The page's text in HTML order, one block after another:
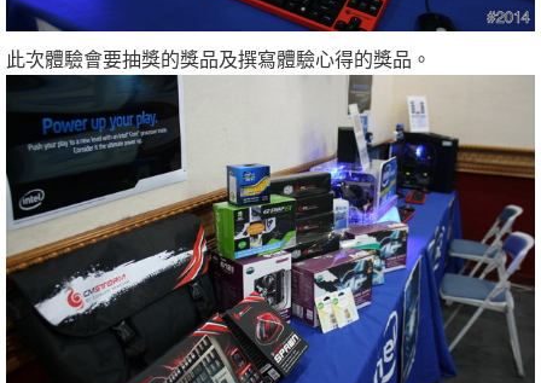
此次體驗會要抽獎的獎品及撰寫體驗心得的獎品。